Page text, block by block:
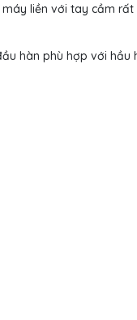
liền với tay cầm rất
hàn phù hợp với hầu